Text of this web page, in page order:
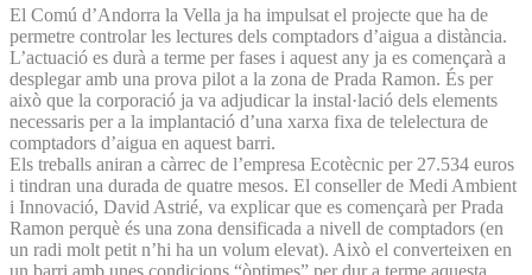
El Comú d’Andorra la Vella ja ha impulsat el projecte que ha de
permetre controlar les lectures dels comptadors d’aigua a distància.
L’actuació es durà a terme per fases i aquest any ja es començarà a
desplegar amb una prova pilot a la zona de Prada Ramon. És per
això que la corporació ja va adjudicar la instal·lació dels elements
necessaris per a la implantació d’una xarxa fixa de telelectura de
comptadors d’aigua en aquest barri.
Els treballs aniran a càrrec de l’empresa Ecotècnic per 27.534 euros
i tindran una durada de quatre mesos. El conseller de Medi Ambient
i Innovació, David Astrié, va explicar que es començarà per Prada
Ramon perquè és una zona densificada a nivell de comptadors (en
un radi molt petit n’hi ha un volum elevat). Això el converteixen en
un barri amb unes condicions “òptimes” per dur a terme aquesta